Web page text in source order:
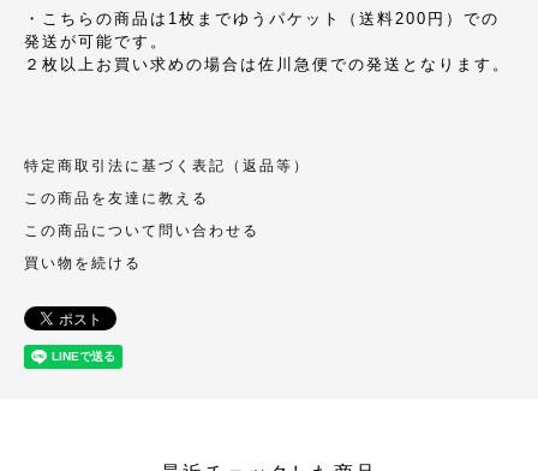
・こちらの商品は1枚までゆうパケット（送料200円）での
発送が可能です。
２枚以上お買い求めの場合は佐川急便での発送となります。
特定商取引法に基づく表記（返品等）
この商品を友達に教える
この商品について問い合わせる
買い物を続ける